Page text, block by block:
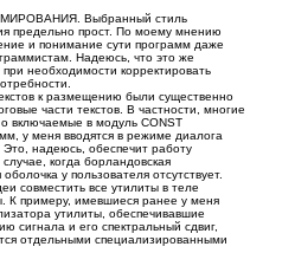
Выбранный стиль
предельно прост. По моему мнению
и понимание сути программ даже
Надеюсь, что это же
необходимости корректировать
к размещению были существенно
части текстов. В частности, многие
включаемые в модуль CONST
у меня вводятся в режиме диалога
Это, надеюсь, обеспечит работу
когда борландовская
у пользователя отсутствует.
совместить все утилиты в теле
К примеру, имевшиеся ранее у меня
утилиты, обеспечивавшие
сигнала и его спектральный сдвиг,
отдельными специализированными